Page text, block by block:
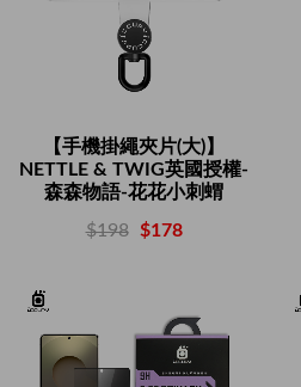
【手機掛繩夾片(大)】
NETTLE & TWIG英國授權-
森森物語-花花小刺蝟
$198 $178